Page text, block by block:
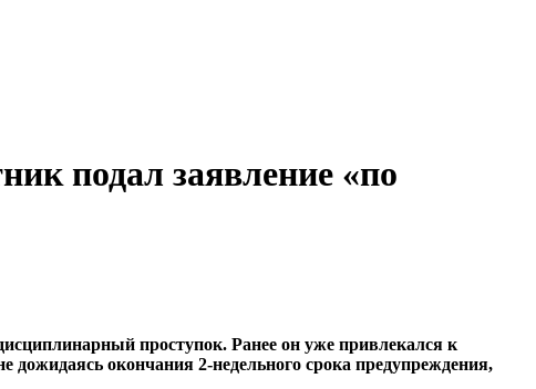
подал заявление «по
проступок. Ранее он уже привлекался к
дожидаясь окончания 2-недельного срока предупреждения,